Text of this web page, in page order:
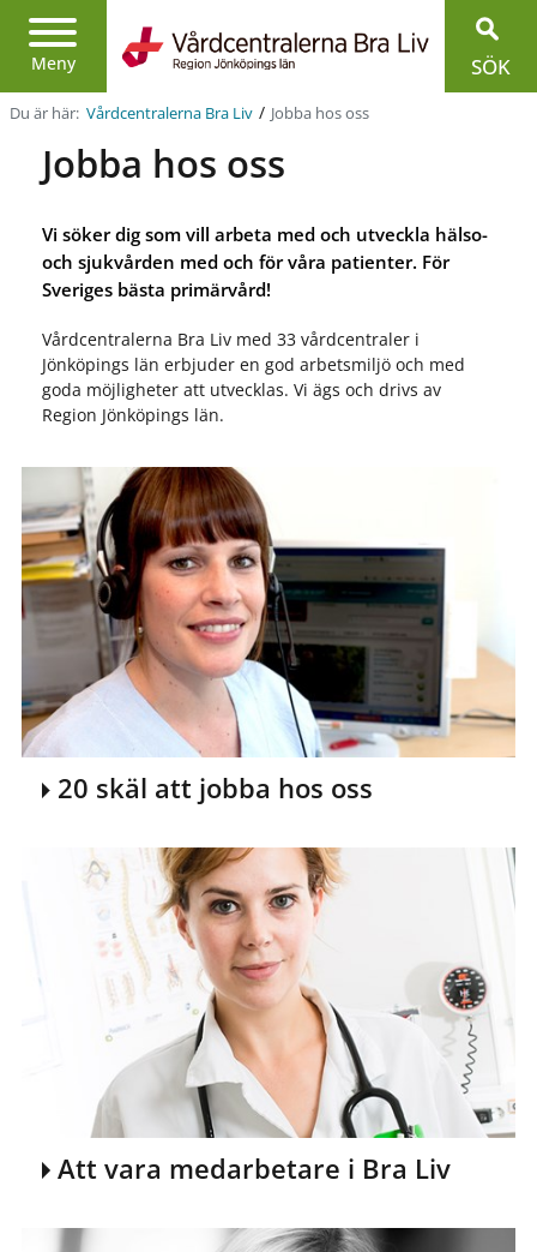
Meny
Region
Jönköpings
län
SÖK
Du är här: Vårdcentralerna Bra Liv / Jobba hos oss
Jobba hos oss
Vi söker dig som vill arbeta med och utveckla hälso-
och sjukvården med och för våra patienter. För
Sveriges bästa primärvård!
Vårdcentralerna Bra Liv med 33 vårdcentraler i
Jönköpings län erbjuder en god arbetsmiljö och med
goda möjligheter att utvecklas. Vi ägs och drivs av
Region Jönköpings län.
20 skäl att jobba hos oss
Att vara medarbetare i Bra Liv